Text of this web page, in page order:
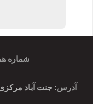
شماره
آدرس: جنت آباد